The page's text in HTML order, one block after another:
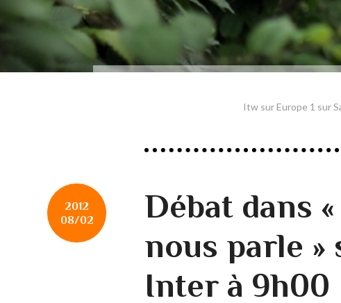
Itw sur Europe 1 sur
2012
08/02
Débat dans
nous parle »
Inter à 9h00